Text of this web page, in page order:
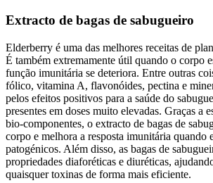
Extracto de bagas de sabugueiro
Elderberry é uma das melhores receitas de
É também extremamente útil quando o corpo
função imunitária se deteriora. Entre outras
fólico, vitamina A, flavonóides, pectina e
pelos efeitos positivos para a saúde do
presentes em doses muito elevadas. Graças a
bio-componentes, o extracto de bagas de
corpo e melhora a resposta imunitária quando
patogénicos. Além disso, as bagas de
propriedades diaforéticas e diuréticas,
quaisquer toxinas de forma mais eficiente.